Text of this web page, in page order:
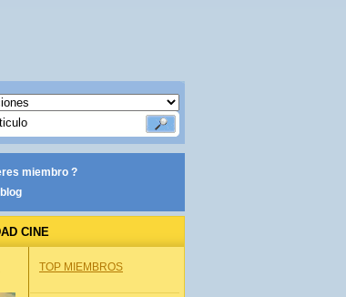
miembro ?
CINE
TOP MIEMBROS